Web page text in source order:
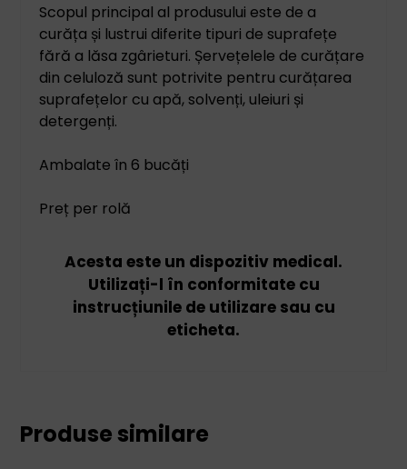
Scopul principal al produsului este de a
curăța și lustrui diferite tipuri de suprafețe
fără a lăsa zgârieturi. Șervețelele de curățare
din celuloză sunt potrivite pentru curățarea
suprafețelor cu apă, solvenți, uleiuri și
detergenți.
Ambalate în 6 bucăți
Preț per rolă
Acesta este un dispozitiv medical.
Utilizați-l în conformitate cu
instrucțiunile de utilizare sau cu
eticheta.
Produse similare